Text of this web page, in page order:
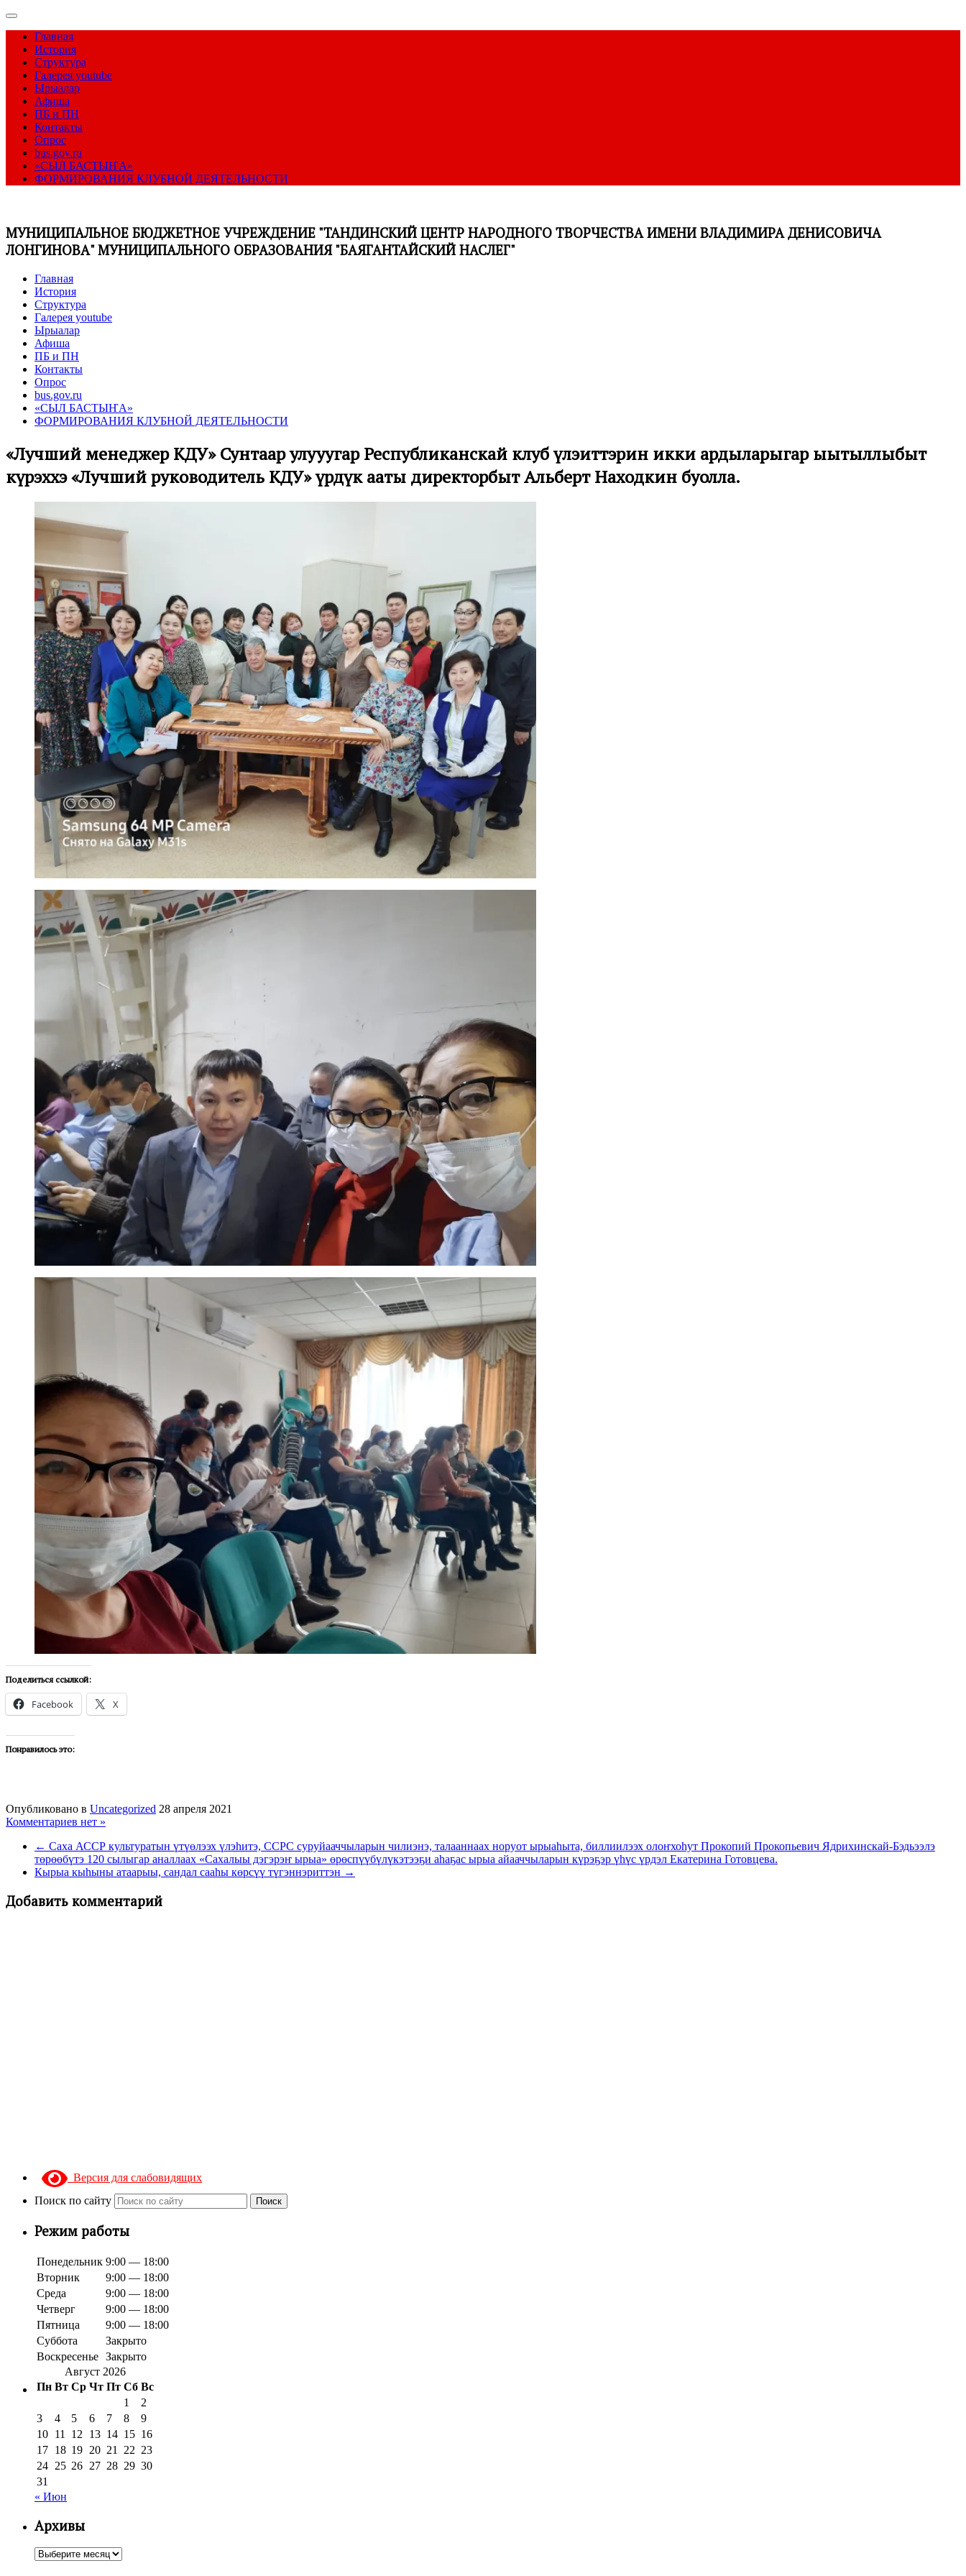
Главная
История
Структура
Галерея youtube
Ырыалар
Афиша
ПБ и ПН
Контакты
Опрос
bus.gov.ru
«СЫЛ БАСТЫҤА»
ФОРМИРОВАНИЯ КЛУБНОЙ ДЕЯТЕЛЬНОСТИ
МУНИЦИПАЛЬНОЕ БЮДЖЕТНОЕ УЧРЕЖДЕНИЕ "ТАНДИНСКИЙ ЦЕНТР НАРОДНОГО ТВОРЧЕСТВА ИМЕНИ ВЛАДИМИРА ДЕНИСОВИЧА
ЛОНГИНОВА" МУНИЦИПАЛЬНОГО ОБРАЗОВАНИЯ "БАЯГАНТАЙСКИЙ НАСЛЕГ"
Главная
История
Структура
Галерея youtube
Ырыалар
Афиша
ПБ и ПН
Контакты
Опрос
bus.gov.ru
«СЫЛ БАСТЫҤА»
ФОРМИРОВАНИЯ КЛУБНОЙ ДЕЯТЕЛЬНОСТИ
«Лучший менеджер КДУ» Сунтаар улууһугар Республиканскай клуб үлэһиттэрин икки ардыларыгар ыытыллыбыт
күрэххэ «Лучший руководитель КДУ» үрдүк ааты директорбыт Альберт Находкин буолла.
Поделиться ссылкой:
Facebook X
Понравилось это:
Опубликовано в Uncategorized 28 апреля 2021
Комментариев нет »
← Саха АССР культуратын үтүөлээх үлэһитэ, ССРС суруйааччыларын чилиэнэ, талааннаах норуот ырыаһыта, биллиилээх олоҥхоһут Прокопий Прокопьевич Ядрихинскай-Бэдьээлэ
төрөөбүтэ 120 сылыгар аналлаах «Сахалыы дэгэрэҥ ырыа» өрөспүүбүлүкэтээҕи аһаҕас ырыа айааччыларын күрэҕэр үһүс үрдэл Екатерина Готовцева.
Кырыа кыһыны атаарыы, сандал сааһы көрсүү түгэннэриттэн →
Добавить комментарий
Версия для слабовидящих
Поиск по сайту
Поиск
Режим работы
Понедельник 9:00 — 18:00
Вторник
9:00 — 18:00
Среда
9:00 — 18:00
Четверг
9:00 — 18:00
Пятница
9:00 — 18:00
Суббота
Закрыто
Воскресенье Закрыто
Август 2026
Пн Вт Ср Чт Пт Сб Вс
1
2
3
4 5 6 7 8
9
10 11 12 13 14 15 16
17 18 19 20 21 22 23
24 25 26 27 28 29 30
31
« Июн
Архивы
Архивы